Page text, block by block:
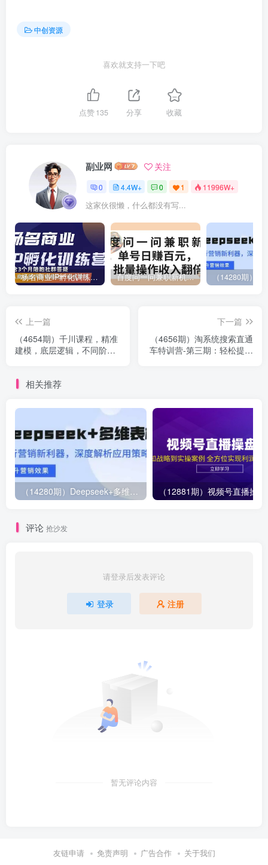
中创资源
喜欢就支持一下吧
点赞135 分享 收藏
副业网 关注
0 4.4W+ 0 1 11996W+
这家伙很懒，什么都没有写...
杨名商业IP孵化训练营，从商业到内容到转化一站式学 价值5980元 百度问一问兼职新机遇，单号日赚百元，批量操作收入翻倍
上一篇
（4654期）千川课程，精准
建模，底层逻辑，不同阶段
下一篇
（4656期）淘系统搜索直通
车特训营-第三期：轻松提升
相关推荐
（14280期）Deepseek+多维表格，银行营销新利器，深度解析应用策略，提升营销效果
评论 抢沙发
请登录后发表评论
登录 注册
暂无评论内容
友链申请 免责声明 广告合作 关于我们